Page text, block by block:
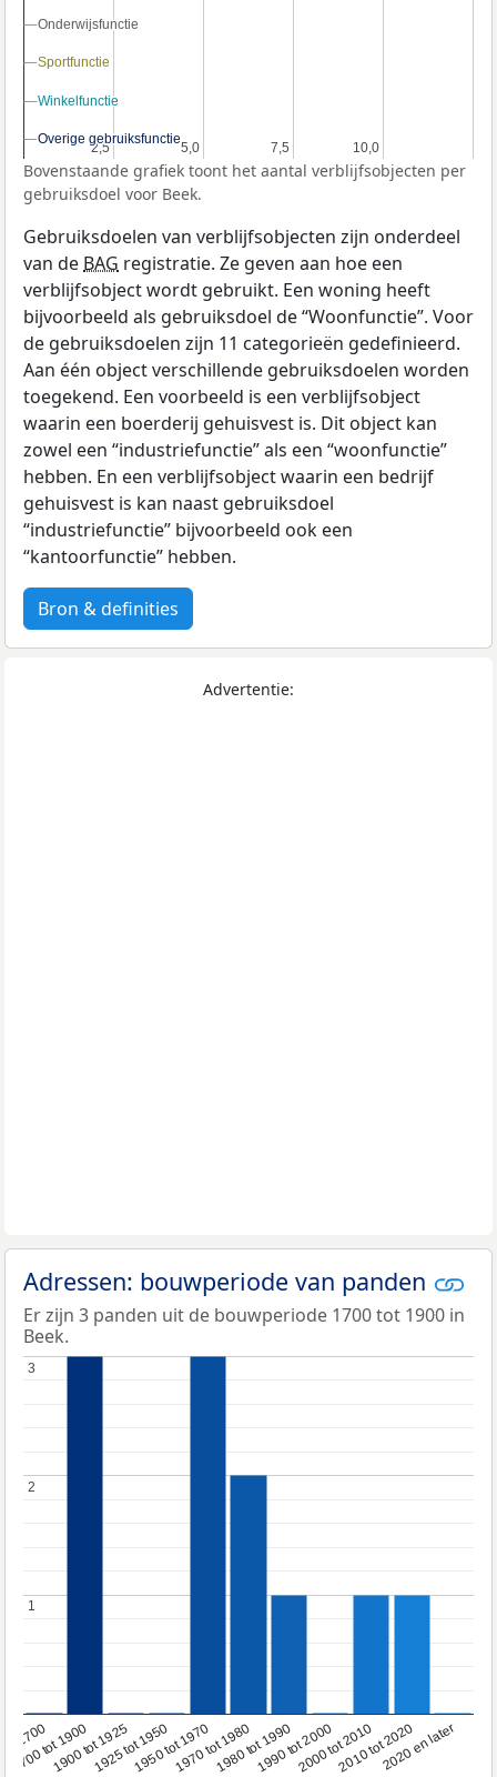
2,5
2,5 5,0
5,0 7,5
7,5 10,0
10,0
Onderwijsfunctie
Onderwijsfunctie
Sportfunctie
Sportfunctie
Winkelfunctie
Winkelfunctie
Overige gebruiksfunctie
Overige gebruiksfunctie
Bovenstaande grafiek toont het aantal verblijfsobjecten per
gebruiksdoel voor Beek.
Gebruiksdoelen van verblijfsobjecten zijn onderdeel
van de BAG registratie. Ze geven aan hoe een
verblijfsobject wordt gebruikt. Een woning heeft
bijvoorbeeld als gebruiksdoel de “Woonfunctie”. Voor
de gebruiksdoelen zijn 11 categorieën gedefinieerd.
Aan één object verschillende gebruiksdoelen worden
toegekend. Een voorbeeld is een verblijfsobject
waarin een boerderij gehuisvest is. Dit object kan
zowel een “industriefunctie” als een “woonfunctie”
hebben. En een verblijfsobject waarin een bedrijf
gehuisvest is kan naast gebruiksdoel
“industriefunctie” bijvoorbeeld ook een
“kantoorfunctie” hebben.
Bron & definities
Advertentie:
Adressen: bouwperiode van panden
Er zijn 3 panden uit de bouwperiode 1700 tot 1900 in
Beek.
1700
1700 tot 1900
1900 tot 19251925 tot 19501950 tot 19701970 tot 19801980 tot 19901990 tot 20002000 tot 20102010 tot 20202020 en later
1
1
2
2
3
3